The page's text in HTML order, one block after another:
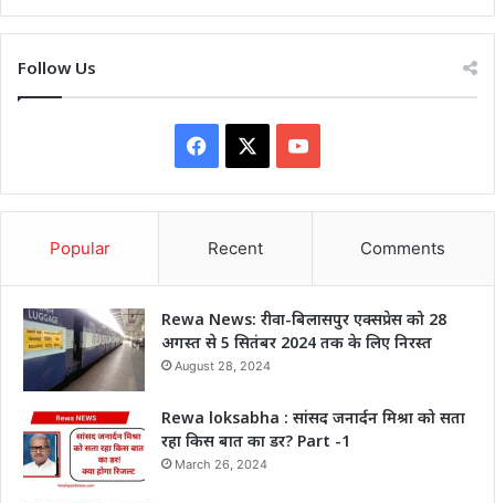
Follow Us
Facebook YouTube
Popular Recent Comments
Rewa News: रीवा-बिलासपुर एक्सप्रेस को 28
अगस्त से 5 सितंबर 2024 तक के लिए निरस्त
August 28, 2024
Rewa loksabha : सांसद जनार्दन मिश्रा को सता
रहा किस बात का डर? Part -1
March 26, 2024